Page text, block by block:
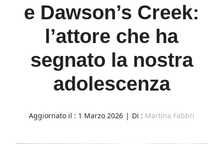
e Dawson’s Creek:
l’attore che ha
segnato la nostra
adolescenza
Aggiornato il : 1 Marzo 2026 | Di : Martina Fabbri